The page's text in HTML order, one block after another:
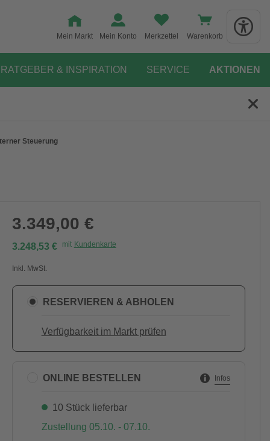
Mein Markt Mein Konto Merkzettel Warenkorb
RATGEBER & INSPIRATION SERVICE AKTIONEN
Steuerung
3.349,00 €
3.248,53 € mit Kundenkarte
Inkl. MwSt.
RESERVIEREN & ABHOLEN
Verfügbarkeit im Markt prüfen
ONLINE BESTELLEN Infos
10 Stück lieferbar
Zustellung 05.10. - 07.10.